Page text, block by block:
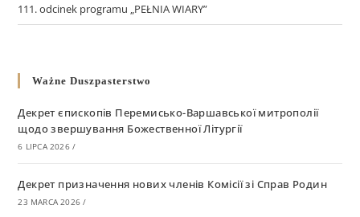
111. odcinek programu „PEŁNIA WIARY”
Ważne Duszpasterstwo
Декрет єпископів Перемисько-Варшавської митрополії
щодо звершування Божественної Літургії
6 LIPCA 2026 /
Декрет призначення нових членів Комісії зі Справ Родин
23 MARCA 2026 /